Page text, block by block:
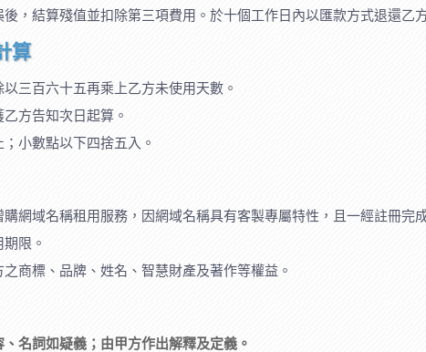
，結算殘值並扣除第三項費用。於十個工作日內以匯款方式退還乙
算
三百六十五再乘上乙方未使用天數。
方告知次日起算。
小數點以下四捨五入。
網域名稱租用服務，因網域名稱具有客製專屬特性，且一經註冊完
限。
商標、品牌、姓名、智慧財產及著作等權益。
名詞如疑義；由甲方作出解釋及定義。